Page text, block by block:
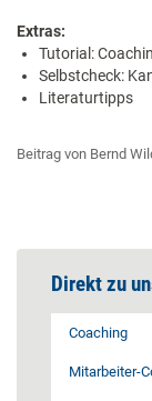
Extras:
Tutorial:
Selbstcheck:
Literaturtipps
Beitrag von Bernd
Direkt zu
Coaching
Mitarbeiter-